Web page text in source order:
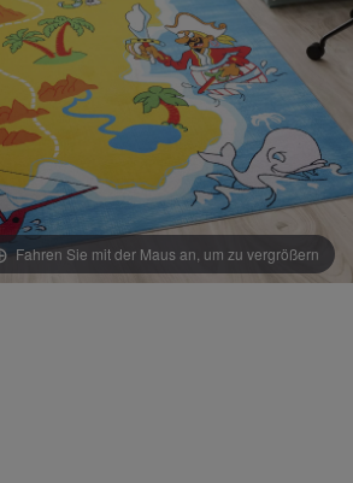
Fahren Sie mit der Maus an, um zu vergrößern